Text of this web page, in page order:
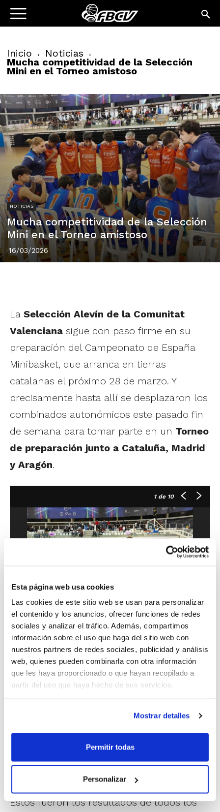
Esta página web usa cookies
Las cookies de este sitio web se usan para personalizar
el contenido y los anuncios, ofrecer funciones de redes
sociales y analizar el tráfico. Además, compartimos
información sobre el uso que haga del sitio web con
nuestros partners de redes sociales, publicidad y análisis
web, quienes pueden combinarla con otra información
que les haya proporcionado o que hayan recopilado a
partir del uso que haya hecho de sus servicios.
Mostrar detalles
Permitir todas
Personalizar
Inicio Noticias
Mucha competitividad de la Selección
Mini en el Torneo amistoso
NOTICIAS
Mucha competitividad de la Selección
Mini en el Torneo amistoso
16/03/2026
La Selección Alevín de la Comunitat
Valenciana sigue con paso firme en su
preparación del Campeonato de España
Minibasket, que arranca en tierras
catalanas el próximo 28 de marzo. Y
precisamente hasta allí se desplazaron los
combinados autonómicos este pasado fin
de semana para tomar parte en un Torneo
de preparación junto a Cataluña, Madrid
y Aragón.
1de 10
Previamente, las selecciones se
concentraron enSegorbe, donde pudieron
continuar con los entrenamientos que
en el trabajo táctico que se va a desplegar
Estos fueron los resultados de todos los